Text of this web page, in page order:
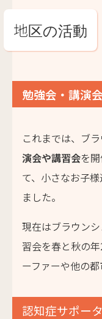
地区の活動
勉強会・講演会
これまでは、ブ
演会や講習会を
て、小さなお子
ました。
現在はブラウン
習会を春と秋の
ーファーや他の都
認知症サポー